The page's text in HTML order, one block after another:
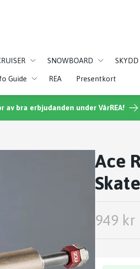
SNOWBOARD SKYDD
Guide REA Presentkort
av bra erbjudanden under VårREA!
Ace
949 kr